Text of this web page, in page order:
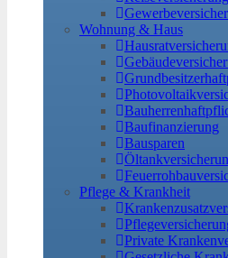
Wohnung & Haus
Baufinanzierung
Bausparen
Pflege & Krankheit
Private